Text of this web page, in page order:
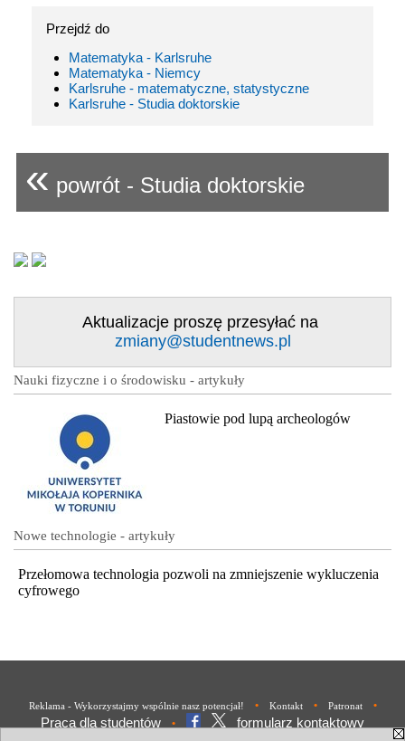
Przejdź do
Matematyka - Karlsruhe
Matematyka - Niemcy
Karlsruhe - matematyczne, statystyczne
Karlsruhe - Studia doktorskie
« powrót - Studia doktorskie
Aktualizacje proszę przesyłać na
zmiany@studentnews.pl
Nauki fizyczne i o środowisku - artykuły
Piastowie pod lupą archeologów
Nowe technologie - artykuły
Przełomowa technologia pozwoli na zmniejszenie wykluczenia
cyfrowego
Reklama - Wykorzystajmy wspólnie nasz potencjał! • Kontakt • Patronat •
Praca dla studentów • formularz kontaktowy